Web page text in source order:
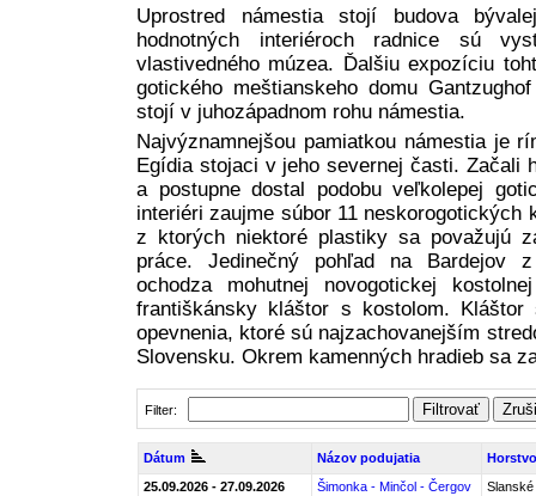
Uprostred námestia stojí budova
hodnotných interiéroch radnice sú
vlastivedného múzea. Ďalšiu expozíciu
gotického meštianskeho domu
stojí v juhozápadnom rohu námestia.
Najvýznamnejšou pamiatkou námestia je
Egídia stojaci v jeho severnej časti. Začali
a postupne dostal podobu veľkolepej
interiéri zaujme súbor 11
z ktorých niektoré plastiky sa považujú
práce. Jedinečný pohľad na Bardejov
ochodza mohutnej novogotickej
františkánsky kláštor s kostolom.
opevnenia, ktoré sú najzachovanejším
Slovensku. Okrem kamenných hradieb sa
Filter: Filtrovať
Dátum Názov podujatia
25.09.2026 - 27.09.2026
Šimonka - Minčol - Čergov